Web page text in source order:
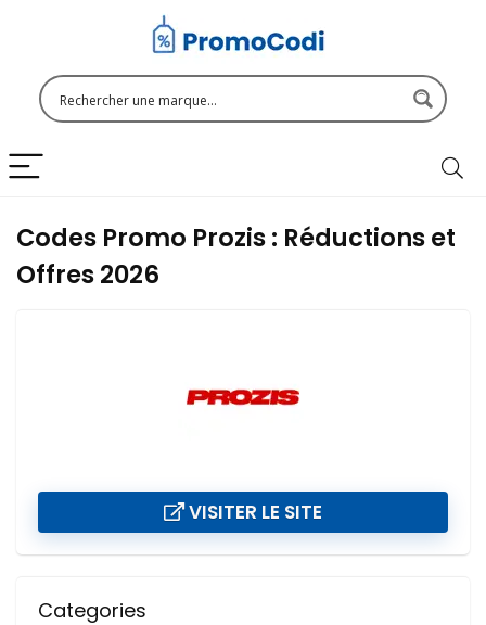
Codes Promo Prozis : Réductions et
Offres 2026
VISITER LE SITE
Categories